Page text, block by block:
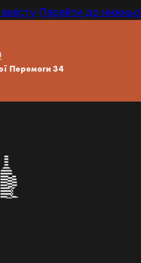
Перейти до
Перемоги 34